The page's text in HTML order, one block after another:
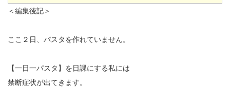
＜編集後記＞
ここ２日、パスタを作れていません。
【一日一パスタ】を日課にする私には
禁断症状が出てきます。